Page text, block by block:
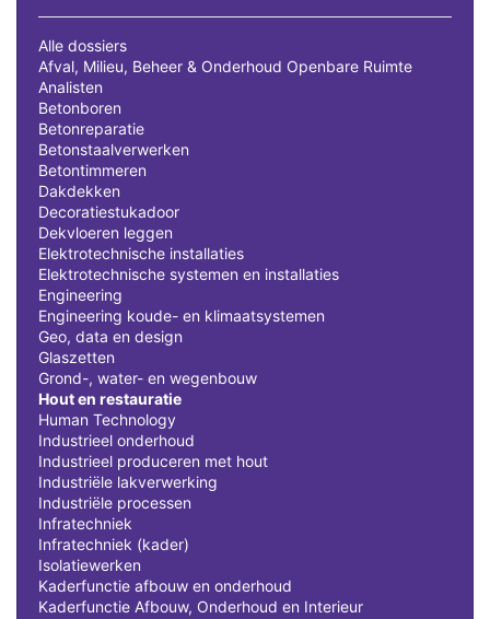
Alle dossiers
Afval, Milieu, Beheer & Onderhoud Openbare Ruimte
Analisten
Betonboren
Betonreparatie
Betonstaalverwerken
Betontimmeren
Dakdekken
Decoratiestukadoor
Dekvloeren leggen
Elektrotechnische installaties
Elektrotechnische systemen en installaties
Engineering
Engineering koude- en klimaatsystemen
Geo, data en design
Glaszetten
Grond-, water- en wegenbouw
Hout en restauratie
Human Technology
Industrieel onderhoud
Industrieel produceren met hout
Industriële lakverwerking
Industriële processen
Infratechniek
Infratechniek (kader)
Isolatiewerken
Kaderfunctie afbouw en onderhoud
Kaderfunctie Afbouw, Onderhoud en Interieur